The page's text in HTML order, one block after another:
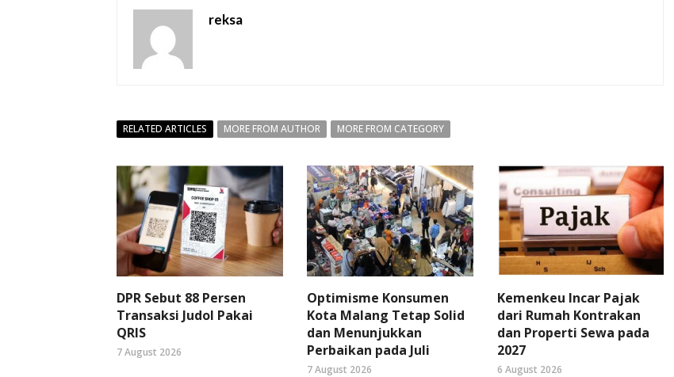
reksa
RELATED ARTICLES MORE FROM AUTHOR MORE FROM CATEGORY
DPR Sebut 88 Persen
Transaksi Judol Pakai
QRIS
7 August 2026
Optimisme Konsumen
Kota Malang Tetap Solid
dan Menunjukkan
Perbaikan pada Juli
7 August 2026
Kemenkeu Incar Pajak
dari Rumah Kontrakan
dan Properti Sewa pada
2027
6 August 2026